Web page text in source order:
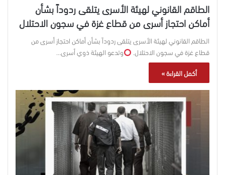
الطاقم القانوني لهيئة الأسرى يتلقى ردوداً بشأن
أماكن احتجاز أسرى من قطاع غزة في سجون الاحتلال
الطاقم القانوني لهيئة الأسرى يتلقى ردوداً بشأن أماكن احتجاز أسرى من
قطاع غزة في سجون الاحتلال.
وتدعو الهيئة ذوي أسرى…
أكمل القراءة »